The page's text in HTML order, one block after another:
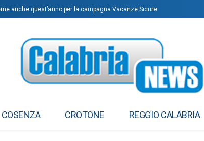
quest’anno per la campagna Vacanze Sicure
Dance’ ai Mondiali
COSENZA CROTONE REGGIO CALABRIA